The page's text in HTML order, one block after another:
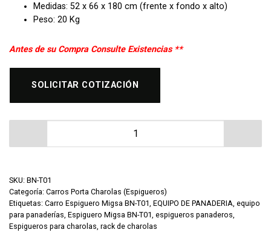
Medidas: 52 x 66 x 180 cm (frente x fondo x alto)
Peso: 20 Kg
Antes de su Compra Consulte Existencias **
SOLICITAR COTIZACIÓN
Carro Espiguero Migsa BN-T01 cantidad
SKU: BN-T01
Categoría: Carros Porta Charolas (Espigueros)
Etiquetas: Carro Espiguero Migsa BN-T01 EQUIPO DE PANADERIA equipo
para panaderías Espiguero Migsa BN-T01 espigueros panaderos
Espigueros para charolas rack de charolas